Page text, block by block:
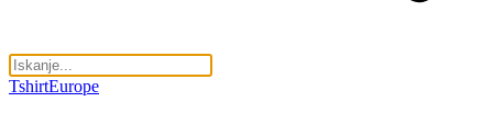
TshirtEurope